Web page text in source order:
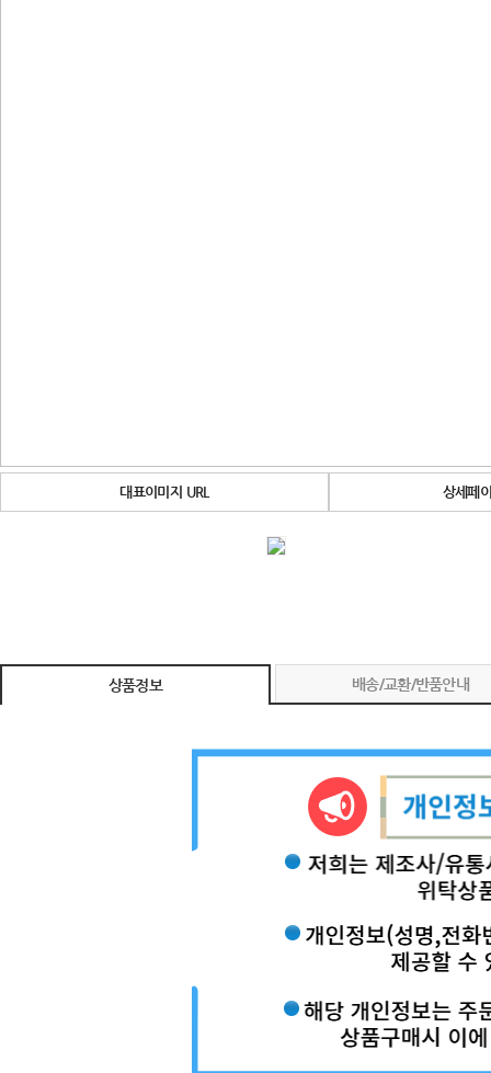
대표이미지 URL 상세페
상품정보 배송/교환/반품안내